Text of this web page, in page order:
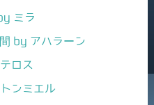
ミラ
by アハラーン
ロス
ンミエル